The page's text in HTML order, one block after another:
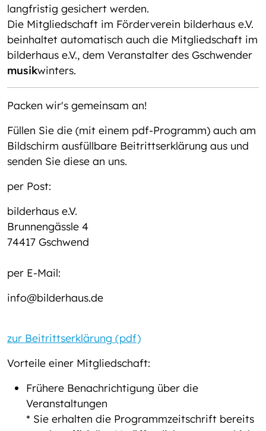
langfristig gesichert werden.
Die Mitgliedschaft im Förderverein bilderhaus e.V.
beinhaltet automatisch auch die Mitgliedschaft im
bilderhaus e.V., dem Veranstalter des Gschwender
musikwinters.
Packen wir's gemeinsam an!
Füllen Sie die (mit einem pdf-Programm) auch am
Bildschirm ausfüllbare Beitrittserklärung aus und
senden Sie diese an uns.
per Post:
bilderhaus e.V.
Brunnengässle 4
74417 Gschwend
per E-Mail:
info@bilderhaus.de
zur Beitrittserklärung (pdf)
Vorteile einer Mitgliedschaft:
Frühere Benachrichtigung über die
Veranstaltungen
* Sie erhalten die Programmzeitschrift bereits